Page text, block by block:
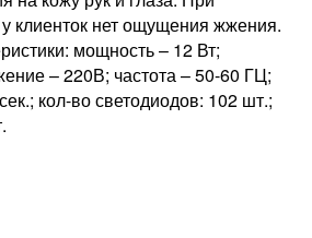
клиенток нет ощущения жжения.
мощность – 12 Вт;
– 220В; частота – 50-60 ГЦ;
кол-во светодиодов: 102 шт.;